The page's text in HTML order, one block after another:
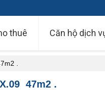
thuê Căn hộ dịch
.
47m2 .